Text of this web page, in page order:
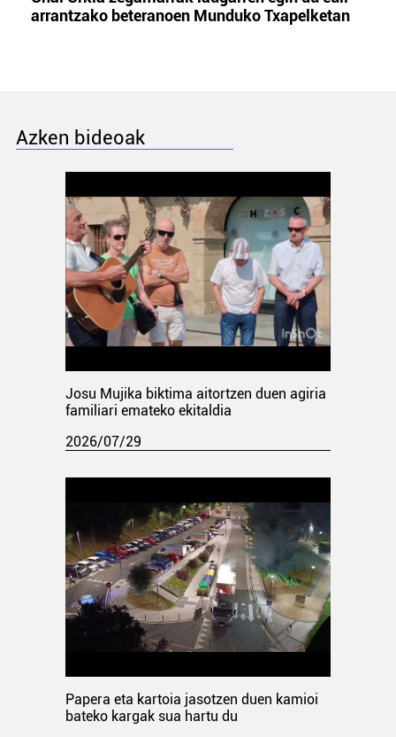
arrantzako beteranoen Munduko Txapelketan
Azken bideoak
Josu Mujika biktima aitortzen duen agiria
familiari emateko ekitaldia
2026/07/29
Papera eta kartoia jasotzen duen kamioi
bateko kargak sua hartu du